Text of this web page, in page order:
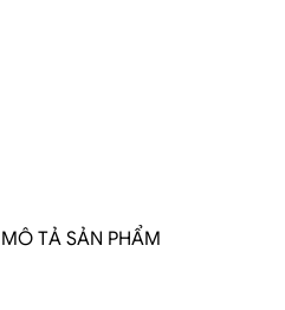
MÔ TẢ SẢN PHẨM